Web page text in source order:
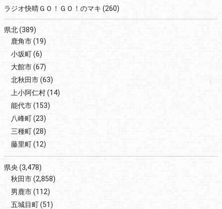
ラジオ快晴ＧＯ！ＧＯ！のマキ (260)
県北(389)
鹿角市(19)
小坂町(6)
大館市(67)
北秋田市(63)
上小阿仁村(14)
能代市(153)
八峰町(23)
三種町(28)
藤里町(12)
県央(3,478)
秋田市(2,858)
男鹿市(112)
五城目町(51)